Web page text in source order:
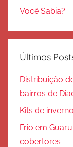
Você Sabia?
Últimos
Distribuição
bairros de
Kits de
Frio em
cobertores